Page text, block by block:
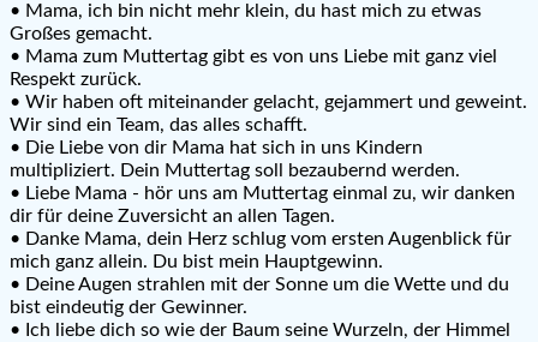
• Mama, ich bin nicht mehr klein, du hast mich zu etwas
Großes gemacht.
• Mama zum Muttertag gibt es von uns Liebe mit ganz viel
Respekt zurück.
• Wir haben oft miteinander gelacht, gejammert und geweint.
Wir sind ein Team, das alles schafft.
• Die Liebe von dir Mama hat sich in uns Kindern
multipliziert. Dein Muttertag soll bezaubernd werden.
• Liebe Mama - hör uns am Muttertag einmal zu, wir danken
dir für deine Zuversicht an allen Tagen.
• Danke Mama, dein Herz schlug vom ersten Augenblick für
mich ganz allein. Du bist mein Hauptgewinn.
• Deine Augen strahlen mit der Sonne um die Wette und du
bist eindeutig der Gewinner.
• Ich liebe dich so wie der Baum seine Wurzeln, der Himmel